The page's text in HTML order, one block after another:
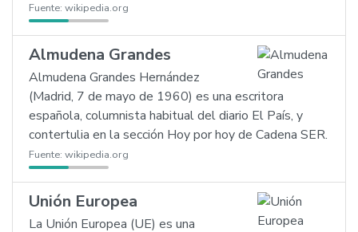
Fuente: wikipedia.org
Almudena Grandes
Almudena Grandes Hernández
(Madrid, 7 de mayo de 1960) es una escritora
española, columnista habitual del diario El País, y
contertulia en la sección Hoy por hoy de Cadena SER.
Fuente: wikipedia.org
Unión Europea
La Unión Europea (UE) es una